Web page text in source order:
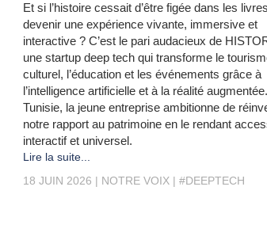
Et si l’histoire cessait d’être figée dans les
devenir une expérience vivante, immersive et
interactive ? C’est le pari audacieux de
une startup deep tech qui transforme le
culturel, l’éducation et les événements grâce à
l’intelligence artificielle et à la réalité
Tunisie, la jeune entreprise ambitionne de
notre rapport au patrimoine en le rendant
interactif et universel.
Lire la suite...
18 JUIN 2026
NOTRE VOIX #DEEPTECH